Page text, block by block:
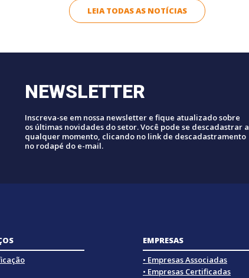
LEIA TODAS AS NOTÍCIAS
NEWSLETTER
Inscreva-se em nossa newsletter e fique atualizado sobre
os últimas novidades do setor. Você pode se descadastrar a
qualquer momento, clicando no link de descadastramento
no rodapé do e-mail.
EMPRESAS
• Empresas Associadas
• Empresas Certificadas